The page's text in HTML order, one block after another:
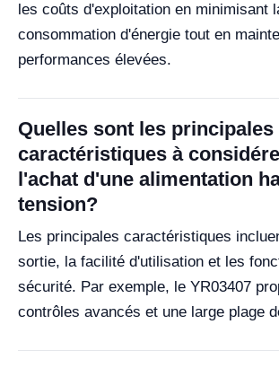
les coûts d'exploitation en minimisant
consommation d'énergie tout en
performances élevées.
Quelles sont les principales
caractéristiques à
l'achat d'une alimentation
tension?
Les principales caractéristiques
sortie, la facilité d'utilisation et les
sécurité. Par exemple, le YR03407
contrôles avancés et une large plage